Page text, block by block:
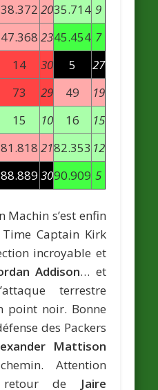
38.372 2035.714 9
47.368 2345.454 7
14 30 5
27
73 29 49
19
15 10 16
15
81.818 2182.353 12
88.889 3090.909 5
Machin s’est enfin
Captain Kirk
incroyable et
Addison… et
terrestre
point noir. Bonne
des Packers
Mattison
Attention
retour de Jaire